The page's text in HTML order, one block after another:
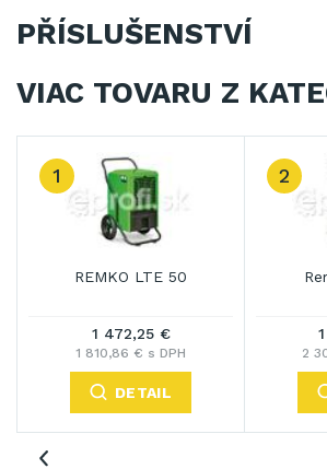
PŘÍSLUŠENSTVÍ
VIAC TOVARU Z
REMKO LTE 50
1 472,25 €
1 810,86 € s DPH
DETAIL
1
2